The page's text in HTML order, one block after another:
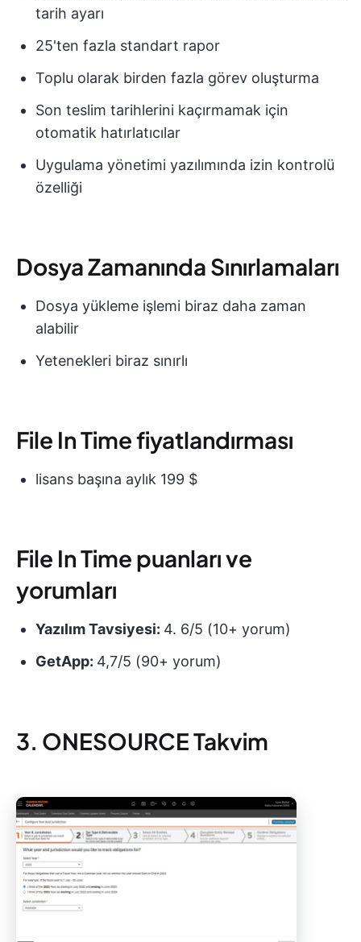
tarih ayarı
25'ten fazla standart rapor
Toplu olarak birden fazla görev oluşturma
Son teslim tarihlerini kaçırmamak için
otomatik hatırlatıcılar
Uygulama yönetimi yazılımında izin kontrolü
özelliği
Dosya Zamanında Sınırlamaları
Dosya yükleme işlemi biraz daha zaman
alabilir
Yetenekleri biraz sınırlı
File In Time fiyatlandırması
lisans başına aylık 199 $
File In Time puanları ve
yorumları
Yazılım Tavsiyesi: 4. 6/5 (10+ yorum)
GetApp: 4,7/5 (90+ yorum)
3. ONESOURCE Takvim